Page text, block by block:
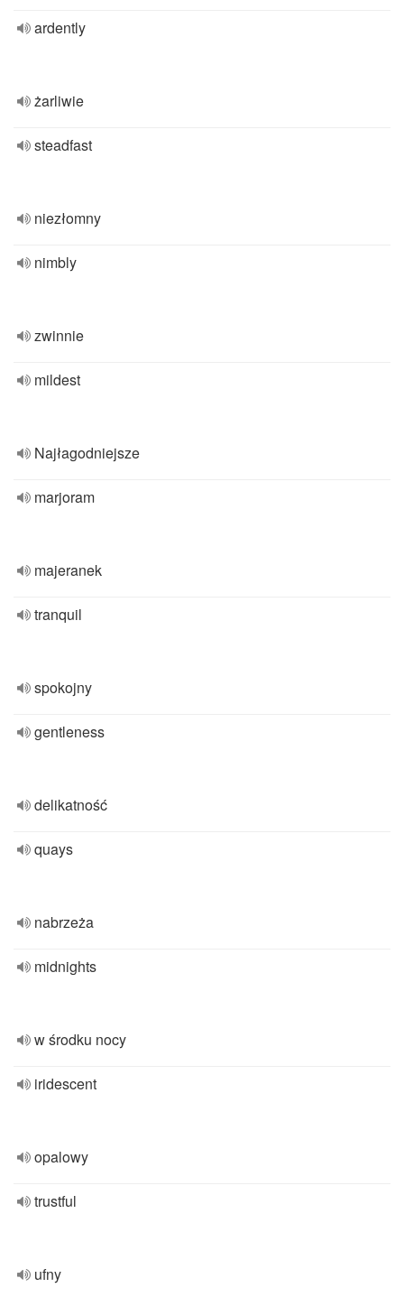
ardently
żarliwie
steadfast
niezłomny
nimbly
zwinnie
mildest
Najłagodniejsze
marjoram
majeranek
tranquil
spokojny
gentleness
delikatność
quays
nabrzeża
midnights
w środku nocy
iridescent
opalowy
trustful
ufny